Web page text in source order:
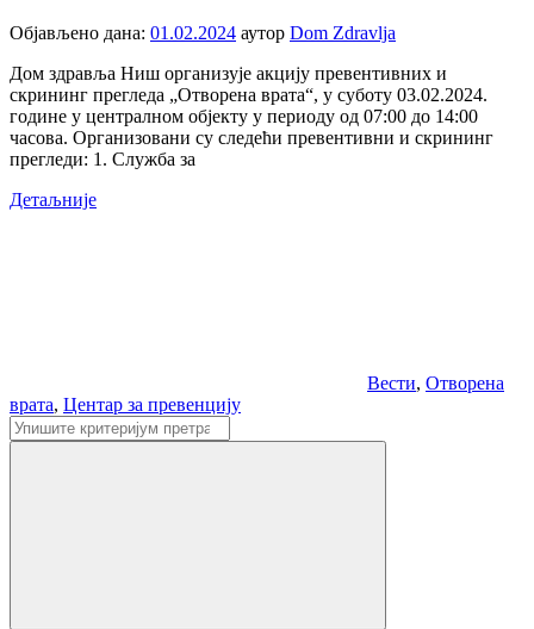
Објављено дана: 01.02.2024 аутор Dom Zdravlja
Дом здравља Ниш организује акцију превентивних и
скрининг прегледа „Отворена врата“, у суботу 03.02.2024.
године у централном објекту у периоду од 07:00 до 14:00
часова. Организовани су следећи превентивни и скрининг
прегледи: 1. Служба за
Детаљније
Вести, Отворена
врата, Центар за превенцију
Претрага: